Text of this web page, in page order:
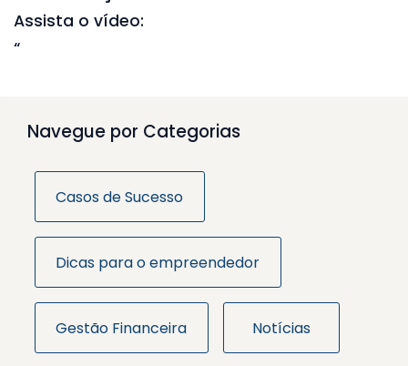
Assista o vídeo:
“
Navegue por Categorias
Casos de Sucesso
Dicas para o empreendedor
Gestão Financeira Notícias